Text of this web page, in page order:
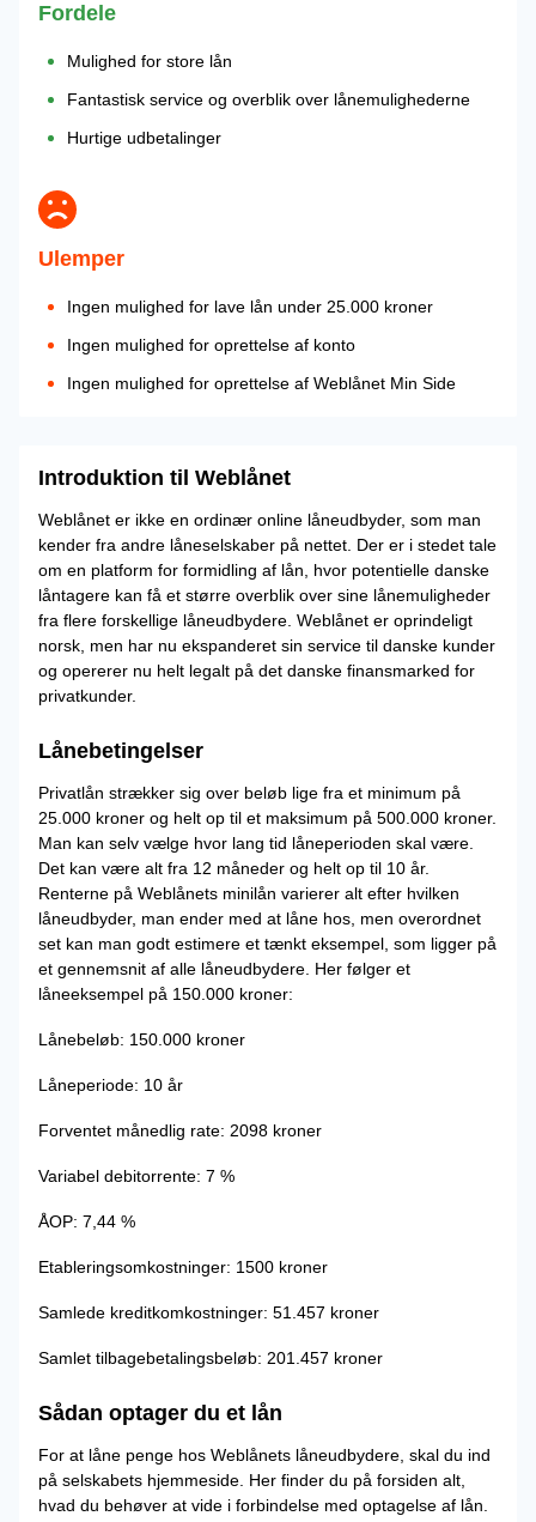
Fordele
Mulighed for store lån
Fantastisk service og overblik over lånemulighederne
Hurtige udbetalinger
Ulemper
Ingen mulighed for lave lån under 25.000 kroner
Ingen mulighed for oprettelse af konto
Ingen mulighed for oprettelse af Weblånet Min Side
Introduktion til Weblånet
Weblånet er ikke en ordinær online låneudbyder, som man
kender fra andre låneselskaber på nettet. Der er i stedet tale
om en platform for formidling af lån, hvor potentielle danske
låntagere kan få et større overblik over sine lånemuligheder
fra flere forskellige låneudbydere. Weblånet er oprindeligt
norsk, men har nu ekspanderet sin service til danske kunder
og opererer nu helt legalt på det danske finansmarked for
privatkunder.
Lånebetingelser
Privatlån strækker sig over beløb lige fra et minimum på
25.000 kroner og helt op til et maksimum på 500.000 kroner.
Man kan selv vælge hvor lang tid låneperioden skal være.
Det kan være alt fra 12 måneder og helt op til 10 år.
Renterne på Weblånets minilån varierer alt efter hvilken
låneudbyder, man ender med at låne hos, men overordnet
set kan man godt estimere et tænkt eksempel, som ligger på
et gennemsnit af alle låneudbydere. Her følger et
låneeksempel på 150.000 kroner:
Lånebeløb: 150.000 kroner
Låneperiode: 10 år
Forventet månedlig rate: 2098 kroner
Variabel debitorrente: 7 %
ÅOP: 7,44 %
Etableringsomkostninger: 1500 kroner
Samlede kreditkomkostninger: 51.457 kroner
Samlet tilbagebetalingsbeløb: 201.457 kroner
Sådan optager du et lån
For at låne penge hos Weblånets låneudbydere, skal du ind
på selskabets hjemmeside. Her finder du på forsiden alt,
hvad du behøver at vide i forbindelse med optagelse af lån.